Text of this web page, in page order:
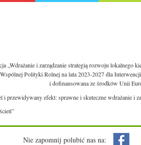
„Wdrażanie i zarządzanie strategią rozwoju lokalnego
Polityki Rolnej na lata 2023-2027 dla
i dofinansowana ze środków Unii
i przewidywany efekt: sprawne i skuteczne wdrażanie i
Nie zapomnij polubić nas na: